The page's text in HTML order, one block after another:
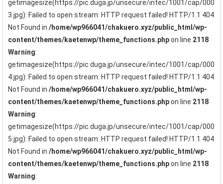
getimagesize(https://pic.duga.jp/unsecure/intec/1001/cap/000
3.jpg): Failed to open stream: HTTP request failed! HTTP/1.1 404
Not Found in /home/wp966041/chakuero.xyz/public_html/wp-
content/themes/kaetenwp/theme_functions.phpon line 2118
Warning:
getimagesize(https://pic.duga.jp/unsecure/intec/1001/cap/000
4.jpg): Failed to open stream: HTTP request failed! HTTP/1.1 404
Not Found in /home/wp966041/chakuero.xyz/public_html/wp-
content/themes/kaetenwp/theme_functions.phpon line 2118
Warning:
getimagesize(https://pic.duga.jp/unsecure/intec/1001/cap/000
5.jpg): Failed to open stream: HTTP request failed! HTTP/1.1 404
Not Found in /home/wp966041/chakuero.xyz/public_html/wp-
content/themes/kaetenwp/theme_functions.phpon line 2118
Warning: